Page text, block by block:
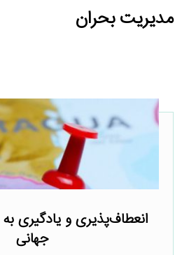
مدیریت بحران
انعطاف‌پذیری و یادگیری
جهانی